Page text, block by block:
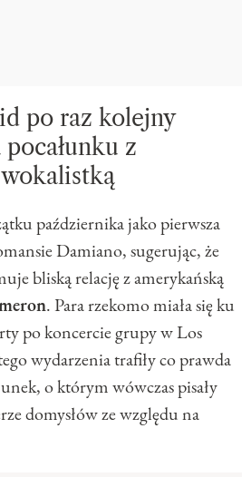
po raz kolejny
pocałunku z
października jako pierwsza
Damiano, sugerując, że
bliską relację z amerykańską
. Para rzekomo miała się ku
po koncercie grupy w Los
wydarzenia trafiły co prawda
o którym wówczas pisały
domysłów ze względu na